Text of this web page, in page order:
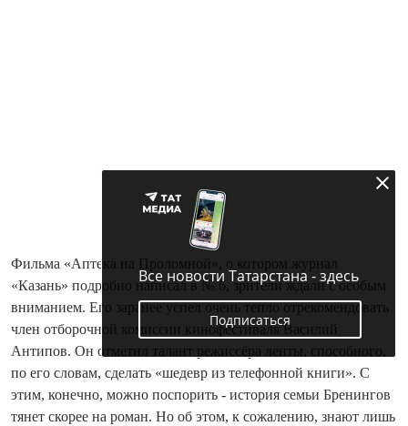
Фильма «Аптека на Проломной», о котором журнал
«Казань» подробно написал в № 6, зрители ждали с особым
вниманием. Его заранее успел очень тепло отрекомендовать
член отборочной комиссии кинофестиваля Василий
Антипов. Он отметил талант режиссёра ленты, способного,
по его словам, сделать «шедевр из телефонной книги». С
этим, конечно, можно поспорить - история семьи Бренингов
тянет скорее на роман. Но об этом, к сожалению, знают лишь
Все новости Татарстана - здесь
Подписаться